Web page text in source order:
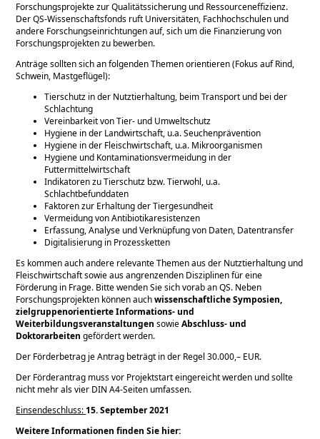
Forschungsprojekte zur Qualitätssicherung und Ressourceneffizienz.
Der QS-Wissenschaftsfonds ruft Universitäten, Fachhochschulen und
andere Forschungseinrichtungen auf, sich um die Finanzierung von
Forschungsprojekten zu bewerben.
Anträge sollten sich an folgenden Themen orientieren (Fokus auf Rind,
Schwein, Mastgeflügel):
Tierschutz in der Nutztierhaltung, beim Transport und bei der
Schlachtung
Vereinbarkeit von Tier- und Umweltschutz
Hygiene in der Landwirtschaft, u.a. Seuchenprävention
Hygiene in der Fleischwirtschaft, u.a. Mikroorganismen
Hygiene und Kontaminationsvermeidung in der
Futtermittelwirtschaft
Indikatoren zu Tierschutz bzw. Tierwohl, u.a.
Schlachtbefunddaten
Faktoren zur Erhaltung der Tiergesundheit
Vermeidung von Antibiotikaresistenzen
Erfassung, Analyse und Verknüpfung von Daten, Datentransfer
Digitalisierung in Prozessketten
Es kommen auch andere relevante Themen aus der Nutztierhaltung und
Fleischwirtschaft sowie aus angrenzenden Disziplinen für eine
Förderung in Frage. Bitte wenden Sie sich vorab an QS. Neben
Forschungsprojekten können auchwissenschaftliche Symposien,
zielgruppenorientierte Informations- und
Weiterbildungsveranstaltungen sowieAbschluss- und
Doktorarbeiten gefördert werden.
Der Förderbetrag je Antrag beträgt in der Regel 30.000,– EUR.
Der Förderantrag muss vor Projektstart eingereicht werden und sollte
nicht mehr als vier DIN A4-Seiten umfassen.
Einsendeschluss:15. September 2021
Weitere Informationen finden Sie hier: